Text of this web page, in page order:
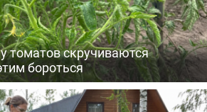
томатов скручиваются
бороться